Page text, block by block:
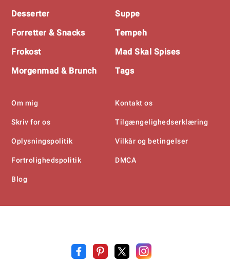
Desserter
Forretter & Snacks
Frokost
Morgenmad & Brunch
Suppe
Tempeh
Mad Skal Spises
Tags
Om mig
Skriv for os
Oplysningspolitik
Fortrolighedspolitik
Blog
Kontakt os
Tilgængelighedserklæring
Vilkår og betingelser
DMCA
Opskrift